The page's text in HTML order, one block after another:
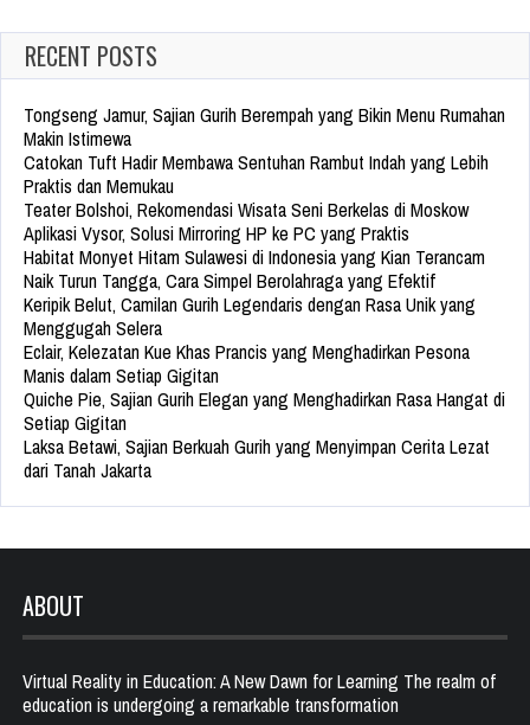
RECENT POSTS
Tongseng Jamur, Sajian Gurih Berempah yang Bikin Menu Rumahan
Makin Istimewa
Catokan Tuft Hadir Membawa Sentuhan Rambut Indah yang Lebih
Praktis dan Memukau
Teater Bolshoi, Rekomendasi Wisata Seni Berkelas di Moskow
Aplikasi Vysor, Solusi Mirroring HP ke PC yang Praktis
Habitat Monyet Hitam Sulawesi di Indonesia yang Kian Terancam
Naik Turun Tangga, Cara Simpel Berolahraga yang Efektif
Keripik Belut, Camilan Gurih Legendaris dengan Rasa Unik yang
Menggugah Selera
Eclair, Kelezatan Kue Khas Prancis yang Menghadirkan Pesona
Manis dalam Setiap Gigitan
Quiche Pie, Sajian Gurih Elegan yang Menghadirkan Rasa Hangat di
Setiap Gigitan
Laksa Betawi, Sajian Berkuah Gurih yang Menyimpan Cerita Lezat
dari Tanah Jakarta
ABOUT
Virtual Reality in Education: A New Dawn for Learning The realm of
education is undergoing a remarkable transformation